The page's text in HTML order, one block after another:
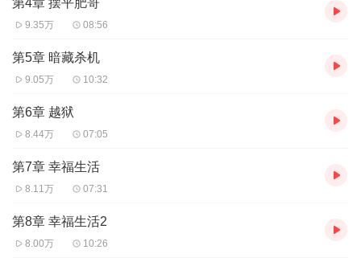
第4章 摆平肥哥
9.35万 08:56
第5章 暗藏杀机
9.05万 10:32
第6章 越狱
8.44万 07:05
第7章 幸福生活
8.11万 07:31
第8章 幸福生活2
8.00万 10:26